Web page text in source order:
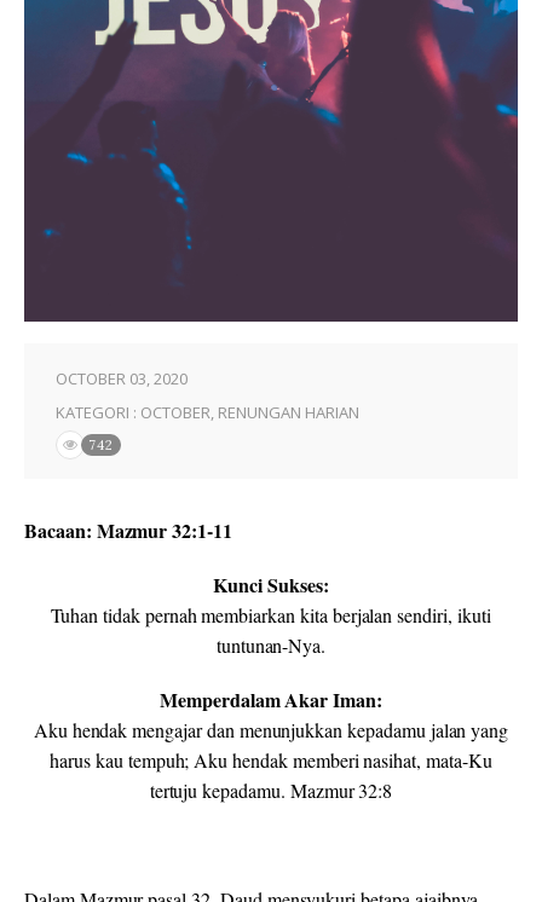
OCTOBER 03, 2020
KATEGORI : OCTOBER, RENUNGAN HARIAN
742
Bacaan: Mazmur 32:1-11
Kunci Sukses:
Tuhan tidak pernah membiarkan kita berjalan sendiri, ikuti
tuntunan-Nya.
Memperdalam Akar Iman:
Aku hendak mengajar dan menunjukkan kepadamu jalan yang
harus kau tempuh; Aku hendak memberi nasihat, mata-Ku
tertuju kepadamu. Mazmur 32:8